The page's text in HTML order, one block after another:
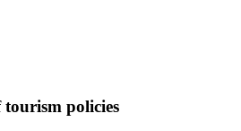
policies